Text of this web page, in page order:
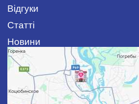
Відгуки
Статті
Новини